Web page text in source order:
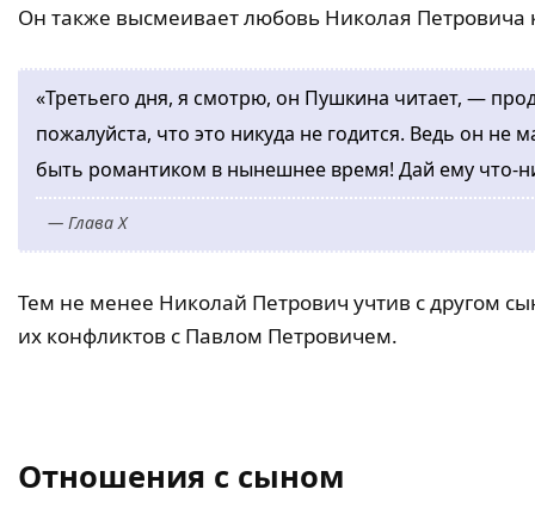
Он также высмеивает любовь Николая Петровича
«Третьего дня, я смотрю, он Пушкина читает, —
пожалуйста, что это никуда не годится. Ведь он не
быть романтиком в нынешнее время! Дай ему что-
— Глава X
Тем не менее Николай Петрович учтив с другом
их конфликтов с Павлом Петровичем.
Отношения с сыном